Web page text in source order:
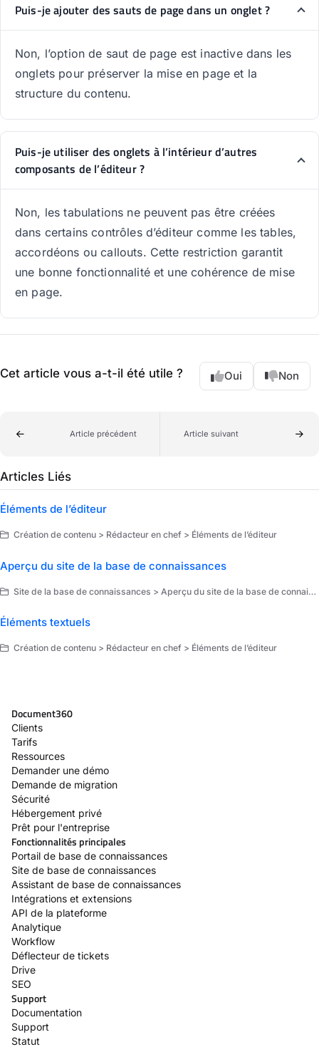
Puis-je ajouter des sauts de page dans un onglet ?
Non, l’option de saut de page est inactive dans les
onglets pour préserver la mise en page et la
structure du contenu.
Puis-je utiliser des onglets à l’intérieur d’autres
composants de l’éditeur ?
Non, les tabulations ne peuvent pas être créées
dans certains contrôles d’éditeur comme les tables,
accordéons ou callouts. Cette restriction garantit
une bonne fonctionnalité et une cohérence de mise
en page.
Cet article vous a-t-il été utile ? Oui Non
Article précédent Article suivant
Articles Liés
Éléments de l’éditeur
Création de contenu > Rédacteur en chef > Éléments de l’éditeur
Aperçu du site de la base de connaissances
Site de la base de connaissances > Aperçu du site de la base de connaissances
Éléments textuels
Création de contenu > Rédacteur en chef > Éléments de l’éditeur
Document360
Clients
Tarifs
Ressources
Demander une démo
Demande de migration
Sécurité
Hébergement privé
Prêt pour l'entreprise
Fonctionnalités principales
Portail de base de connaissances
Site de base de connaissances
Assistant de base de connaissances
Intégrations et extensions
API de la plateforme
Analytique
Workflow
Déflecteur de tickets
Drive
SEO
Support
Documentation
Support
Statut